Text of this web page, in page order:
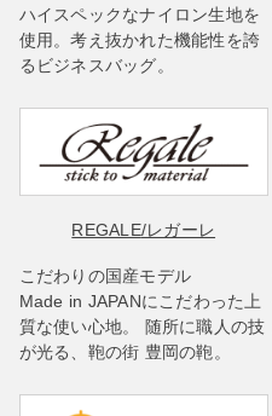
ハイスペックなナイロン生地を
使用。考え抜かれた機能性を誇
るビジネスバッグ。
REGALE/レガーレ
こだわりの国産モデル
Made in JAPANにこだわった上
質な使い心地。 随所に職人の技
が光る、鞄の街 豊岡の鞄。